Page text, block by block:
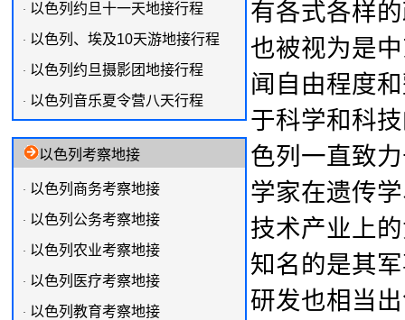
· 以色列约旦十一天地接行程
· 以色列、埃及10天游地接行程
· 以色列约旦摄影团地接行程
· 以色列音乐夏令营八天行程
以色列考察地接
· 以色列商务考察地接
· 以色列公务考察地接
· 以色列农业考察地接
· 以色列医疗考察地接
· 以色列教育考察地接
有各式各样
也被视为是
闻自由程度
于科学和科
色列一直致
学家在遗传
技术产业上
知名的是其
研发也相当